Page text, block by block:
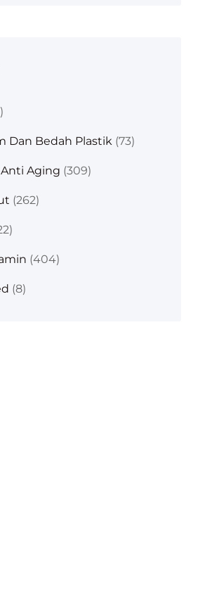
Dan Bedah Plastik (73)
Aging (309)
(262)
(404)
(8)